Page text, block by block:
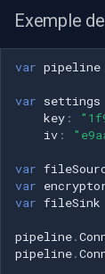
Exemple
var pipeline
var settings
key :
iv :
var
var
var fileSink
pipeline.
pipeline.